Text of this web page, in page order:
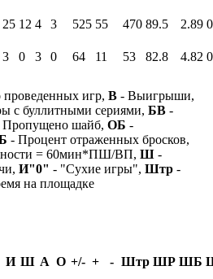
25 12 4 3 525 55 470 89.5 2.89 0
3 0 3 0 64 11 53 82.8 4.82 0
игр, В - Выигрыши,
с буллитными сериями, БВ -
Пропущено шайб, ОБ -
- Процент отраженных бросков,
= 60мин*ПШ/ВП, Ш -
И"0" - "Сухие игры", Штр -
на площадке
И Ш А О +/- + - Штр ШР ШБ